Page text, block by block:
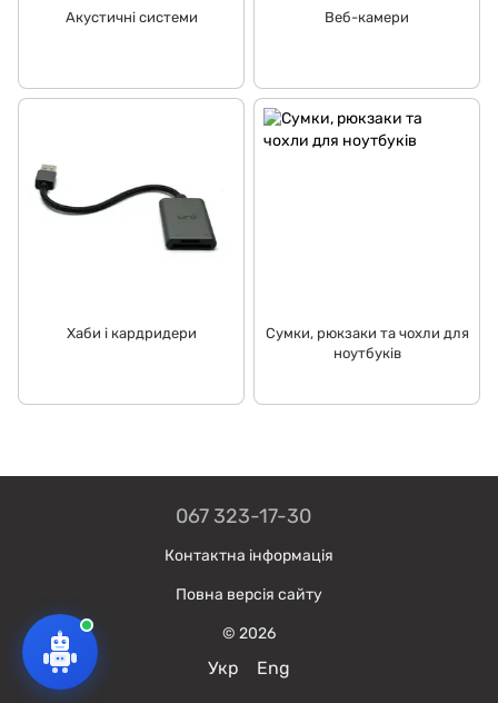
Акустичні системи Веб-камери
Хаби і кардридери
Сумки, рюкзаки та чохли для
ноутбуків
067 323-17-30
Контактна інформація
Повна версія сайту
© 2026
Укр Eng